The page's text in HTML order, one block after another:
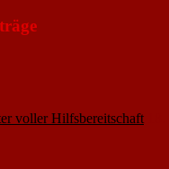
voller Hilfsbereitschaft